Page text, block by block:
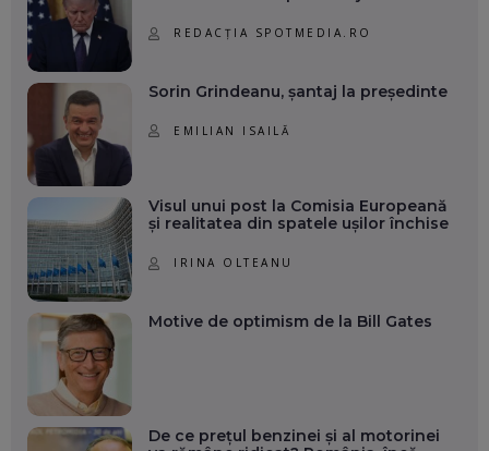
REDACȚIA SPOTMEDIA.RO
Sorin Grindeanu, șantaj la președinte
EMILIAN ISAILĂ
Visul unui post la Comisia Europeană
și realitatea din spatele ușilor închise
IRINA OLTEANU
Motive de optimism de la Bill Gates
De ce prețul benzinei și al motorinei